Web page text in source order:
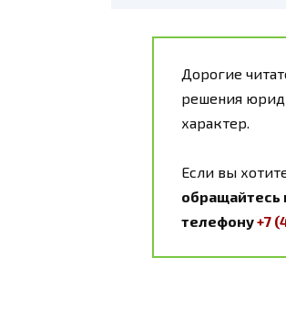
Дорогие
решения
характер.
Если вы
обращайтесь
телефону+7